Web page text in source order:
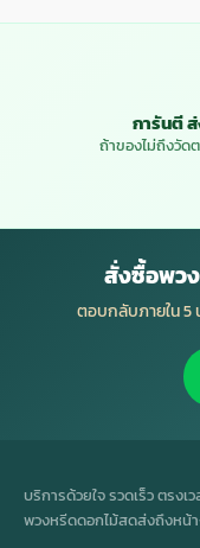
การันตี
ถ้าของไม่ถึงวัด
สั่งซื้อพว
ตอบกลับภายใน 5
บริการด้วยใจ รวดเร็ว ตรงเว
พวงหรีดดอกไม้สดส่งถึงหน้